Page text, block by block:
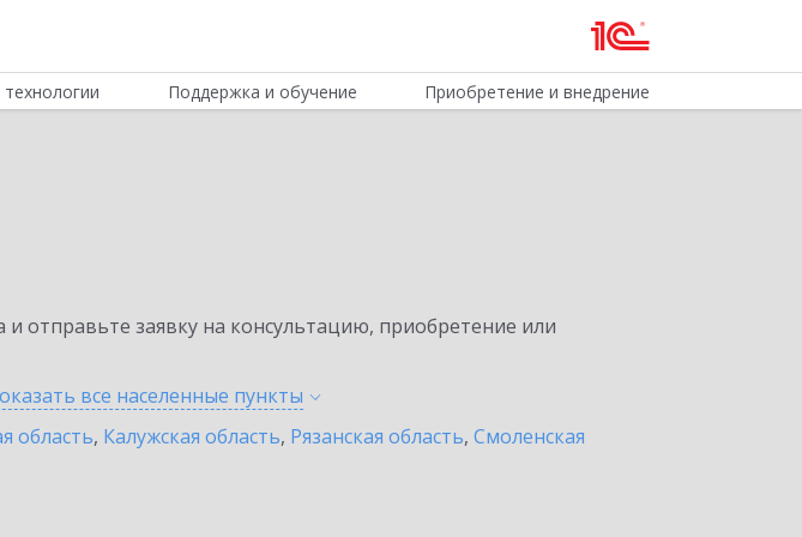
Поддержка и обучение Приобретение и внедрение
отправьте заявку на консультацию, приобретение или
все населенные пункты
область, Калужская область, Рязанская область, Смоленская